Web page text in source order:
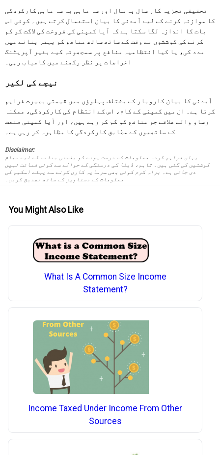
تحقیقی تجزیہ کار سال بہ سال اور سہ ماہی بہ سہ ماہی کارکردگی
کا موازنہ کرنے کے لیے آمدنی کا بیان استعمال کرتے ہیں۔ کوئی اس
بات کا اندازہ لگا سکتا ہے کہ آیا کمپنی کی فروخت کی لاگت کو کم
کرنے کی کوششوں نے وقت کے ساتھ ساتھ منافع کو بہتر بنانے میں
مدد کی، یا کیا انتظامیہ منافع پر سمجھوتہ کیے بغیر آپریٹنگ
اخراجات پر نظر رکھنے میں کامیاب رہی۔
نیچے کی لکیر
آمدنی کا بیان کاروبار کے مختلف پہلوؤں میں قیمتی بصیرت فراہم
کرتا ہے۔ ان میں کمپنی کے کام، اس کے انتظام کی کارکردگی، ممکنہ
رساو والے علاقے جو منافع کو کم کر رہے ہیں، اور آیا کمپنی صنعت
کے ساتھیوں کے مطابق کارکردگی کا مظاہرہ کر رہی ہے۔
Disclaimer:
یہاں فراہم کردہ معلومات کے درست ہونے کو یقینی بنانے کے لیے تمام
کوششیں کی گئی ہیں۔ تاہم، ڈیٹا کی درستگی کے حوالے سے کوئی ضمانت نہیں
دی جاتی ہے۔ براہ کرم کوئی بھی سرمایہ کاری کرنے سے پہلے اسکیم کی
معلومات کے دستاویز کے ساتھ تصدیق کریں۔
You Might Also Like
What Is A Common Size Income
Statement?
Income Taxed Under Income From Other
Sources